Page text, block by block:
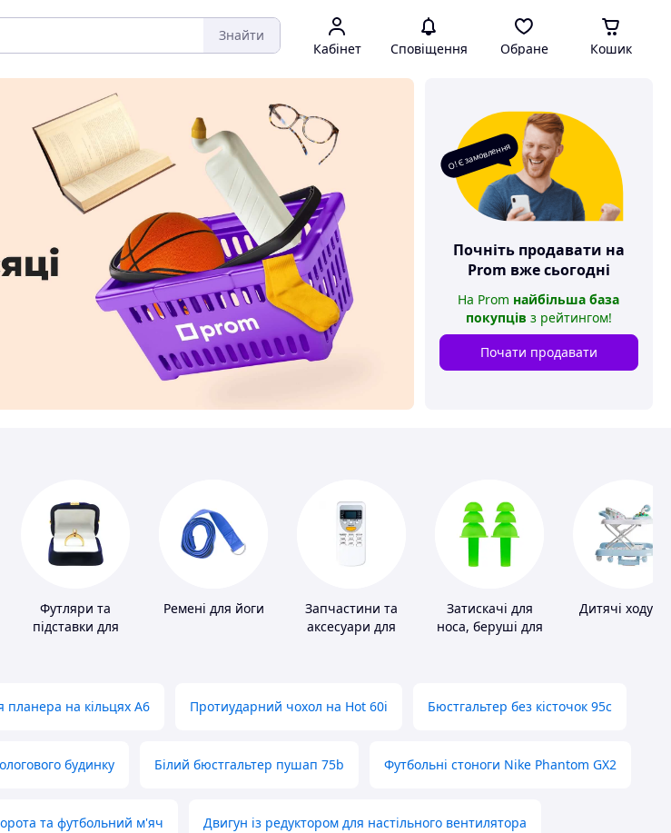
Знайти
Кабінет Сповіщення Обране Кошик
О! Є замовлення
Почніть продавати на
Prom вже сьогодні
На Prom найбільша база
покупців з рейтингом!
Почати продавати
Футляри та
підставки для
Ремені для йоги
Запчастини та
аксесуари для
Затискачі для
носа, беруші для
Дитячі
планера на кільцях А6 Протиударний чохол на Hot 60i Бюстгальтер без кісточок 95с
будинку Білий бюстгальтер пушап 75b Футбольні стоноги Nike Phantom GX2
та футбольний м'яч Двигун із редуктором для настільного вентилятора